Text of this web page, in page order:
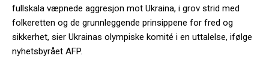
fullskala væpnede aggresjon mot Ukraina, i grov strid med
folkeretten og de grunnleggende prinsippene for fred og
sikkerhet, sier Ukrainas olympiske komité i en uttalelse, ifølge
nyhetsbyrået AFP.